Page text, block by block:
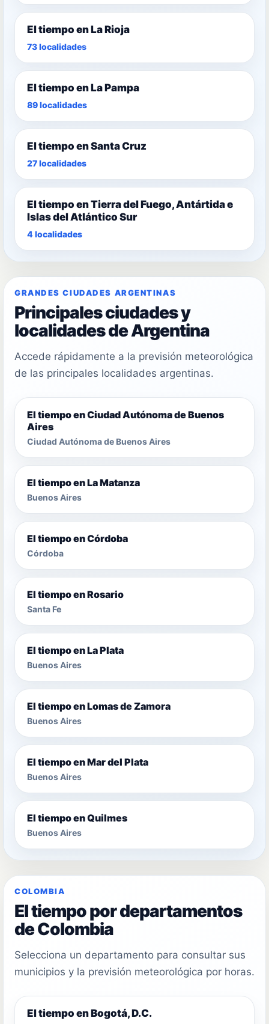
El tiempo en La Rioja
73 localidades
El tiempo en La Pampa
89 localidades
El tiempo en Santa Cruz
27 localidades
El tiempo en Tierra del Fuego, Antártida e
Islas del Atlántico Sur
4 localidades
GRANDES CIUDADES ARGENTINAS
Principales ciudades y
localidades de Argentina
Accede rápidamente a la previsión meteorológica
de las principales localidades argentinas.
El tiempo en Ciudad Autónoma de Buenos
Aires
Ciudad Autónoma de Buenos Aires
El tiempo en La Matanza
Buenos Aires
El tiempo en Córdoba
Córdoba
El tiempo en Rosario
Santa Fe
El tiempo en La Plata
Buenos Aires
El tiempo en Lomas de Zamora
Buenos Aires
El tiempo en Mar del Plata
Buenos Aires
El tiempo en Quilmes
Buenos Aires
COLOMBIA
El tiempo por departamentos
de Colombia
Selecciona un departamento para consultar sus
municipios y la previsión meteorológica por horas.
El tiempo en Bogotá, D.C.